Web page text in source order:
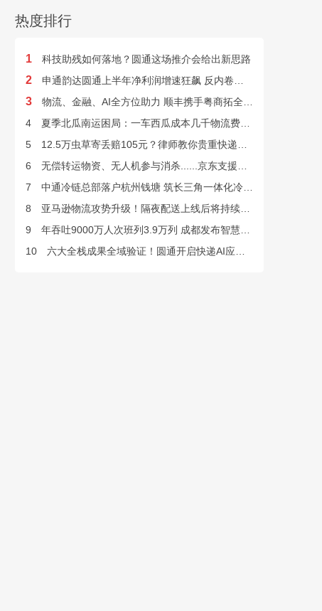
热度排行
1 科技助残如何落地？圆通这场推介会给出新思路
2 申通韵达圆通上半年净利润增速狂飙 反内卷效果显现
3
物流、金融、AI全方位助力 顺丰携手粤商拓全球市场
4
夏季北瓜南运困局：一车西瓜成本几千物流费上万谁来解？
5
12.5万虫草寄丢赔105元？律师教你贵重快递丢失如何维权
6
无偿转运物资、无人机参与消杀......京东支援广西灾后重建
7
中通冷链总部落户杭州钱塘 筑长三角一体化冷链中枢基地
8
亚马逊物流攻势升级！隔夜配送上线后将持续挤压快递巨头
9
年吞吐9000万人次班列3.9万列 成都发布智慧物流“双清单”
10
六大全栈成果全域验证！圆通开启快递AI应用规模化落地